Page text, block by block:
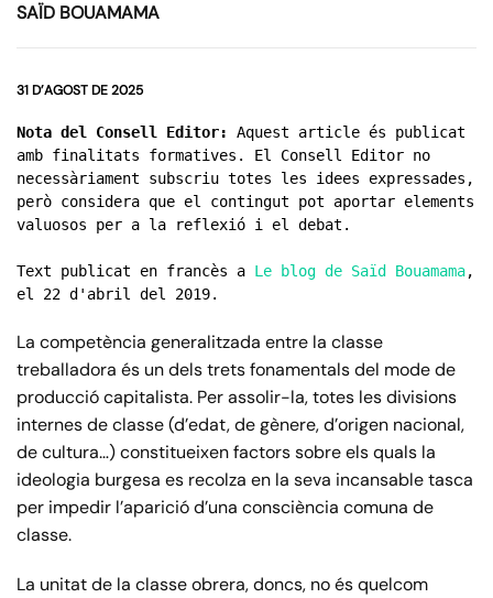
SAÏD BOUAMAMA
31 D’AGOST DE 2025
Nota del Consell Editor:
Aquest article és publicat
amb finalitats formatives. El Consell Editor no
necessàriament subscriu totes les idees expressades,
però considera que el contingut pot aportar elements
valuosos per a la reflexió i el debat.
Text publicat en francès a Le blog de Saïd Bouamama,
el 22 d'abril del 2019.
La competència generalitzada entre la classe
treballadora és un dels trets fonamentals del mode de
producció capitalista. Per assolir-la, totes les divisions
internes de classe (d’edat, de gènere, d’origen nacional,
de cultura…) constitueixen factors sobre els quals la
ideologia burgesa es recolza en la seva incansable tasca
per impedir l’aparició d’una consciència comuna de
classe.
La unitat de la classe obrera, doncs, no és quelcom